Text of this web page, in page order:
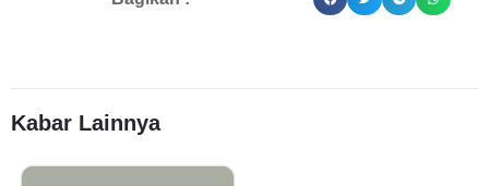
Kabar Lainnya